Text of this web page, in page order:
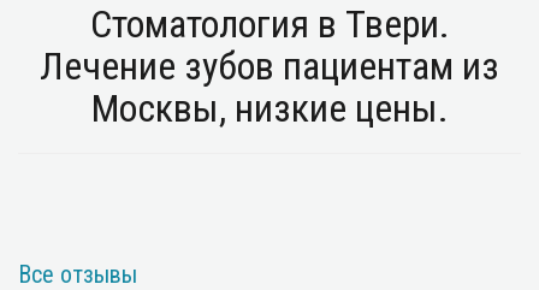
Стоматология в Твери.
Лечение зубов пациентам из
Москвы, низкие цены.
Все отзывы